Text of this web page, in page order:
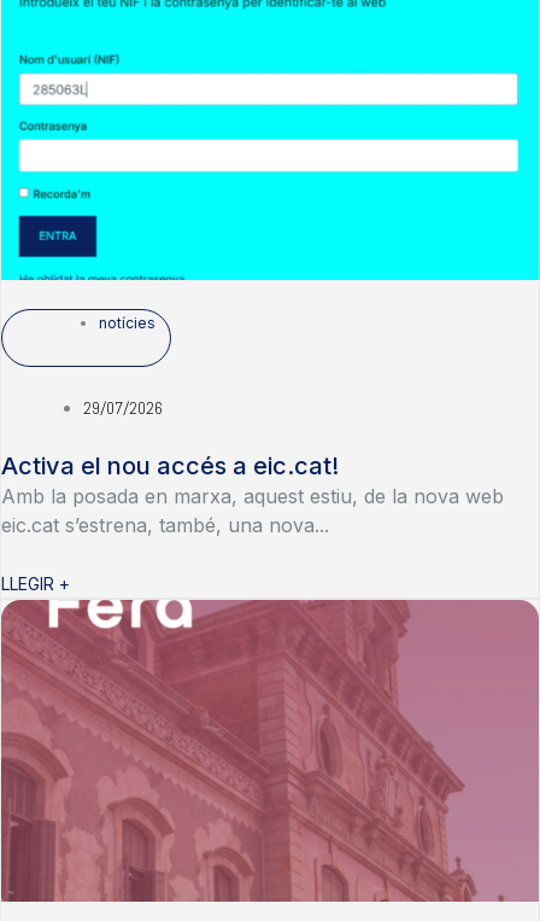
notícies
29/07/2026
Activa el nou accés a eic.cat!
Amb la posada en marxa, aquest estiu, de la nova web
eic.cat s’estrena, també, una nova...
LLEGIR +